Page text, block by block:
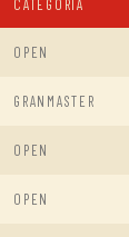
CATEGORIA
OPEN
GRANMASTER
OPEN
OPEN